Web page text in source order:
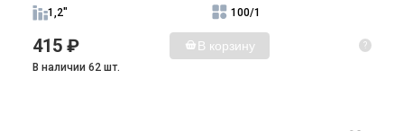
1,2" 100/1
415 ₽ В корзину ?
В наличии 62 шт.